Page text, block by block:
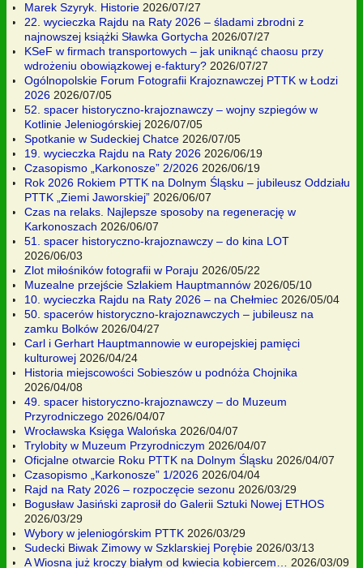
Marek Szyryk. Historie 2026/07/27
22. wycieczka Rajdu na Raty 2026 – śladami zbrodni z
najnowszej książki Sławka Gortycha 2026/07/27
KSeF w firmach transportowych – jak uniknąć chaosu przy
wdrożeniu obowiązkowej e-faktury? 2026/07/27
Ogólnopolskie Forum Fotografii Krajoznawczej PTTK w Łodzi
2026 2026/07/05
52. spacer historyczno-krajoznawczy – wojny szpiegów w
Kotlinie Jeleniogórskiej 2026/07/05
Spotkanie w Sudeckiej Chatce 2026/07/05
19. wycieczka Rajdu na Raty 2026 2026/06/19
Czasopismo „Karkonosze” 2/2026 2026/06/19
Rok 2026 Rokiem PTTK na Dolnym Śląsku – jubileusz Oddziału
PTTK „Ziemi Jaworskiej” 2026/06/07
Czas na relaks. Najlepsze sposoby na regenerację w
Karkonoszach 2026/06/07
51. spacer historyczno-krajoznawczy – do kina LOT
2026/06/03
Zlot miłośników fotografii w Poraju 2026/05/22
Muzealne przejście Szlakiem Hauptmannów 2026/05/10
10. wycieczka Rajdu na Raty 2026 – na Chełmiec 2026/05/04
50. spacerów historyczno-krajoznawczych – jubileusz na
zamku Bolków 2026/04/27
Carl i Gerhart Hauptmannowie w europejskiej pamięci
kulturowej 2026/04/24
Historia miejscowości Sobieszów u podnóża Chojnika
2026/04/08
49. spacer historyczno-krajoznawczy – do Muzeum
Przyrodniczego 2026/04/07
Wrocławska Księga Walońska 2026/04/07
Trylobity w Muzeum Przyrodniczym 2026/04/07
Oficjalne otwarcie Roku PTTK na Dolnym Śląsku 2026/04/07
Czasopismo „Karkonosze” 1/2026 2026/04/04
Rajd na Raty 2026 – rozpoczęcie sezonu 2026/03/29
Bogusław Jasiński zaprosił do Galerii Sztuki Nowej ETHOS
2026/03/29
Wybory w jeleniogórskim PTTK 2026/03/29
Sudecki Biwak Zimowy w Szklarskiej Porębie 2026/03/13
A Wiosna już kroczy białym od kwiecia kobiercem…
2026/03/09